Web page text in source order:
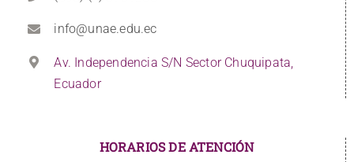
info@unae.edu.ec
Av. Independencia S/N Sector Chuquipata,
Ecuador
HORARIOS DE ATENCIÓN